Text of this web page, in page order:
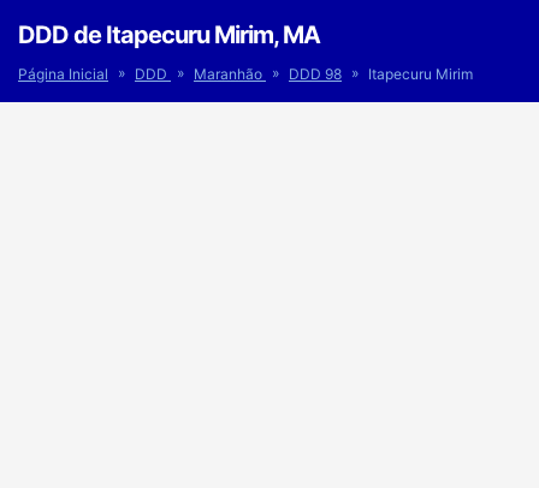
DDD de Itapecuru Mirim, MA
Página Inicial » DDD » Maranhão » DDD 98 » Itapecuru Mirim